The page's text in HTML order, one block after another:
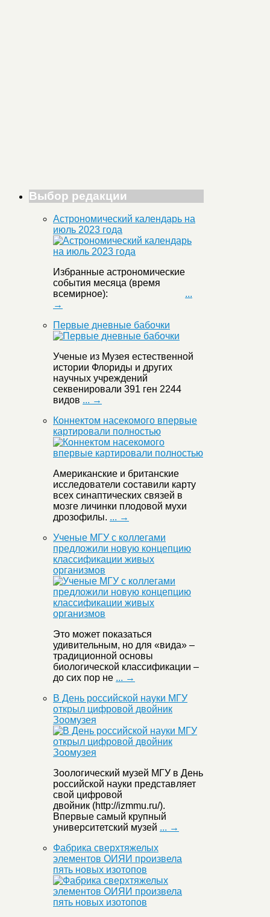
Выбор редакции
Астрономический календарь на
июль 2023 года
Избранные астрономические
события месяца (время
всемирное): ...
→
Первые дневные бабочки
Ученые из Музея естественной
истории Флориды и других
научных учреждений
секвенировали 391 ген 2244
видов ... →
Коннектом насекомого впервые
картировали полностью
Американские и британские
исследователи составили карту
всех синаптических связей в
мозге личинки плодовой мухи
дрозофилы. ... →
Ученые МГУ с коллегами
предложили новую концепцию
классификации живых
организмов
Это может показаться
удивительным, но для «вида» –
традиционной основы
биологической классификации –
до сих пор не ... →
В День российской науки МГУ
открыл цифровой двойник
Зоомузея
Зоологический музей МГУ в День
российской науки представляет
свой цифровой
двойник (http://izmmu.ru/).
Впервые самый крупный
университетский музей ... →
Фабрика сверхтяжелых
элементов ОИЯИ произвела
пять новых изотопов